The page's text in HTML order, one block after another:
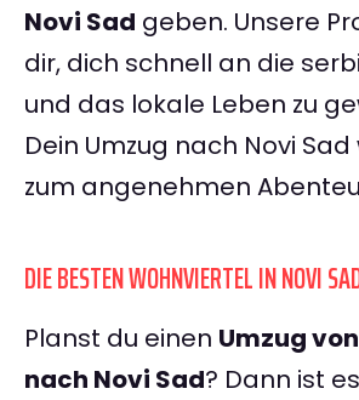
Novi Sad geben. Unsere
dir, dich schnell an die
und das lokale Leben zu
Dein Umzug nach Novi
zum angenehmen
DIE BESTEN WOHNVIERTEL IN NOVI
Planst du einen Umzug
nach Novi Sad? Dann ist